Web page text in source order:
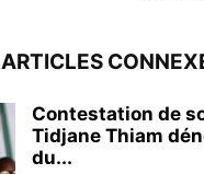
ARTICLES
Contestation de
Tidjane Thiam
du...